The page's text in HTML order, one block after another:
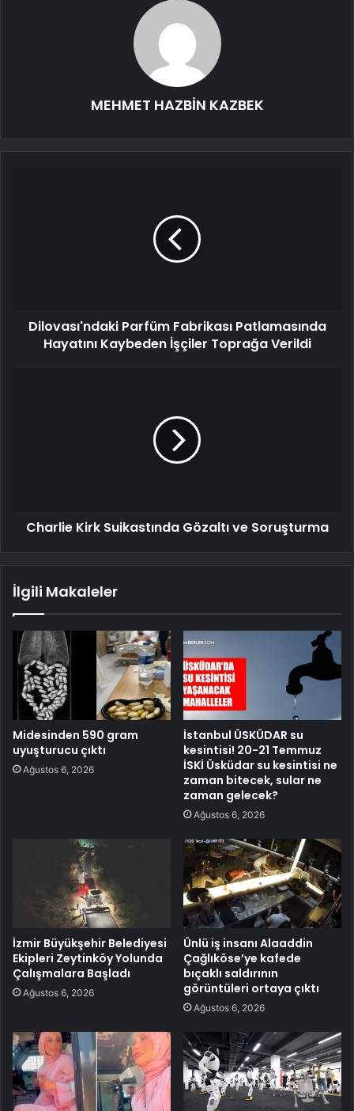
MEHMET HAZBİN KAZBEK
Dilovası'ndaki Parfüm Fabrikası Patlamasında
Hayatını Kaybeden İşçiler Toprağa Verildi
Charlie Kirk Suikastında Gözaltı ve Soruşturma
İlgili Makaleler
Midesinden 590 gram
uyuşturucu çıktı
Ağustos 6, 2026
İstanbul ÜSKÜDAR su
kesintisi! 20-21 Temmuz
İSKİ Üsküdar su kesintisi ne
zaman bitecek, sular ne
zaman gelecek?
Ağustos 6, 2026
İzmir Büyükşehir Belediyesi
Ekipleri Zeytinköy Yolunda
Çalışmalara Başladı
Ağustos 6, 2026
Ünlü iş insanı Alaaddin
Çağlıköse’ye kafede
bıçaklı saldırının
görüntüleri ortaya çıktı
Ağustos 6, 2026